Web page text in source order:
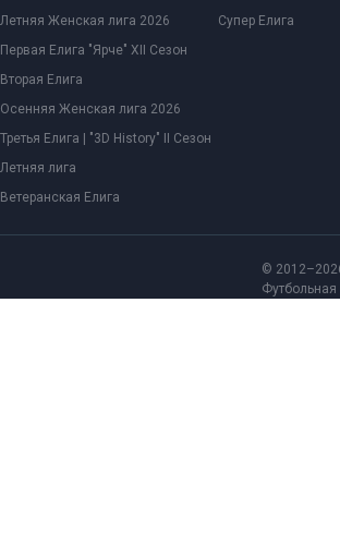
Летняя Женская лига 2026
Первая Елига "Ярче" XII Сезон
Вторая Елига
Осенняя Женская лига 2026
Третья Елига | "3D History" II Сезон
Летняя лига
Ветеранская Елига
Супер Елига
©
Футбольная